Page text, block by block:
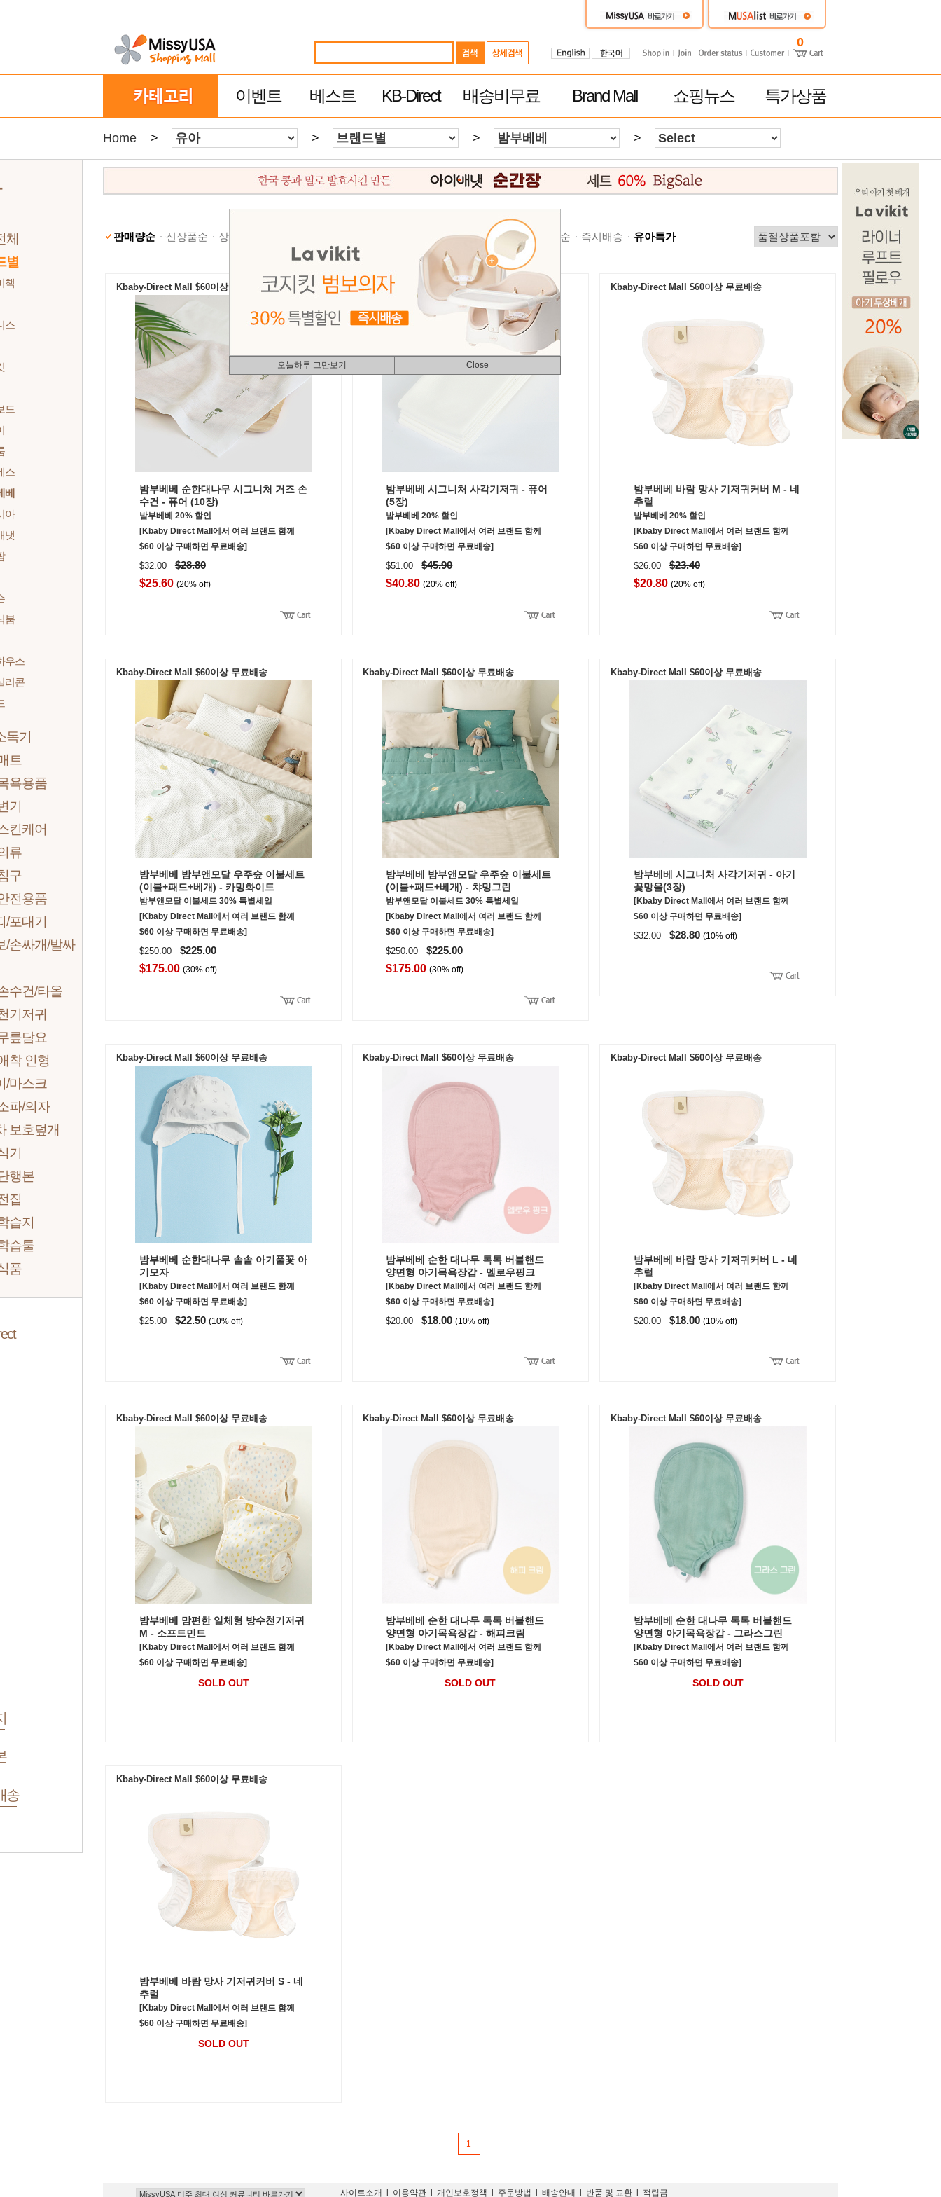
0
이벤트 베스트 KB-Direct 배송비무료 Brand Mall 쇼핑뉴스 특가상품
Home > > > >
체
별
책
스
드
스
베
아
냇
붐
우스
리콘
독기
트
욕용품
기
킨케어
류
구
전용품
/포대기
/손싸개/발싸
수건/타올
기저귀
릎담요
착 인형
/마스크
파/의자
보호덮개
기
행본
집
습지
습툴
품
송
오늘하루 그만보기 Close
판매량순 신상품순 상품명순 제품평 많은순 빠른 배송순 추천순 즉시배송 유아특가
Kbaby-Direct Mall $60이상 무료배송
밤부베베 순한대나무 시그니처 거즈 손
수건 - 퓨어 (10장)
밤부베베 20% 할인
[Kbaby Direct Mall에서 여러 브랜드 함께
$60 이상 구매하면 무료배송]
$32.00$28.80
$25.60 (20% off)
Kbaby-Direct Mall $60이상 무료배송
밤부베베 시그니처 사각기저귀 - 퓨어
(5장)
밤부베베 20% 할인
[Kbaby Direct Mall에서 여러 브랜드 함께
$60 이상 구매하면 무료배송]
$51.00$45.90
$40.80(20% off)
Kbaby-Direct Mall $60이상 무료배송
밤부베베 바람 망사 기저귀커버 M - 네
추럴
밤부베베 20% 할인
[Kbaby Direct Mall에서 여러 브랜드 함께
$60 이상 구매하면 무료배송]
$26.00$23.40
$20.80 (20% off)
Kbaby-Direct Mall $60이상 무료배송
밤부베베 밤부앤모달 우주숲 이불세트
(이불+패드+베개) - 카밍화이트
밤부앤모달 이불세트 30% 특별세일
[Kbaby Direct Mall에서 여러 브랜드 함께
$60 이상 구매하면 무료배송]
$250.00$225.00
$175.00 (30% off)
Kbaby-Direct Mall $60이상 무료배송
밤부베베 밤부앤모달 우주숲 이불세트
(이불+패드+베개) - 챠밍그린
밤부앤모달 이불세트 30% 특별세일
[Kbaby Direct Mall에서 여러 브랜드 함께
$60 이상 구매하면 무료배송]
$250.00$225.00
$175.00(30% off)
Kbaby-Direct Mall $60이상 무료배송
밤부베베 시그니처 사각기저귀 - 아기
꽃망울(3장)
[Kbaby Direct Mall에서 여러 브랜드 함께
$60 이상 구매하면 무료배송]
$32.00 $28.80 (10% off)
Kbaby-Direct Mall $60이상 무료배송
밤부베베 순한대나무 솔솔 아기풀꽃 아
기모자
[Kbaby Direct Mall에서 여러 브랜드 함께
$60 이상 구매하면 무료배송]
$25.00 $22.50 (10% off)
Kbaby-Direct Mall $60이상 무료배송
밤부베베 순한 대나무 톡톡 버블핸드
양면형 아기목욕장갑 - 멜로우핑크
[Kbaby Direct Mall에서 여러 브랜드 함께
$60 이상 구매하면 무료배송]
$20.00$18.00(10% off)
Kbaby-Direct Mall $60이상 무료배송
밤부베베 바람 망사 기저귀커버 L - 네
추럴
[Kbaby Direct Mall에서 여러 브랜드 함께
$60 이상 구매하면 무료배송]
$20.00 $18.00 (10% off)
Kbaby-Direct Mall $60이상 무료배송
밤부베베 맘편한 일체형 방수천기저귀
M - 소프트민트
[Kbaby Direct Mall에서 여러 브랜드 함께
$60 이상 구매하면 무료배송]
SOLD OUT
Kbaby-Direct Mall $60이상 무료배송
밤부베베 순한 대나무 톡톡 버블핸드
양면형 아기목욕장갑 - 해피크림
[Kbaby Direct Mall에서 여러 브랜드 함께
$60 이상 구매하면 무료배송]
SOLD OUT
Kbaby-Direct Mall $60이상 무료배송
밤부베베 순한 대나무 톡톡 버블핸드
양면형 아기목욕장갑 - 그라스그린
[Kbaby Direct Mall에서 여러 브랜드 함께
$60 이상 구매하면 무료배송]
SOLD OUT
Kbaby-Direct Mall $60이상 무료배송
밤부베베 바람 망사 기저귀커버 S - 네
추럴
[Kbaby Direct Mall에서 여러 브랜드 함께
$60 이상 구매하면 무료배송]
SOLD OUT
1
사이트소개 이용약관 개인보호정책 주문방법 배송안내 반품 및 교환 적립금